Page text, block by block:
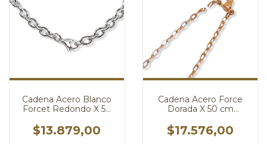
Cadena Acero Blanco
Forcet Redondo X 50
$13.879,00
Cadena Acero Force
Dorada X 50 cm
$17.576,00